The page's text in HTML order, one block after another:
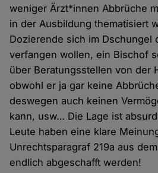
weniger Ärzt*innen Abbrüche
in der Ausbildung thematisiert
Dozierende sich im Dschungel
verfangen wollen, ein Bischof
über Beratungsstellen von der
obwohl er ja gar keine
deswegen auch keinen
kann, usw… Die Lage ist
Leute haben eine klare
Unrechtsparagraf 219a aus
endlich abgeschafft werden!